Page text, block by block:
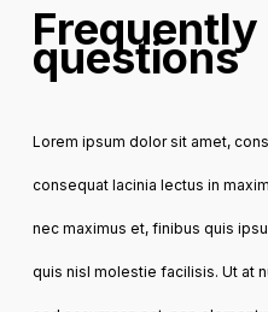
Frequently
questions
Lorem ipsum dolor sit amet,
consequat lacinia lectus in
nec maximus et, finibus quis
quis nisl molestie facilisis. Ut at